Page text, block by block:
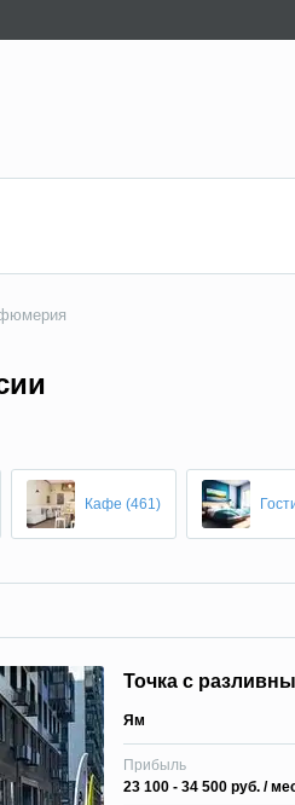
Кафе (461)
Точка с
Ям
Прибыль
23 100 - 34 500 руб./